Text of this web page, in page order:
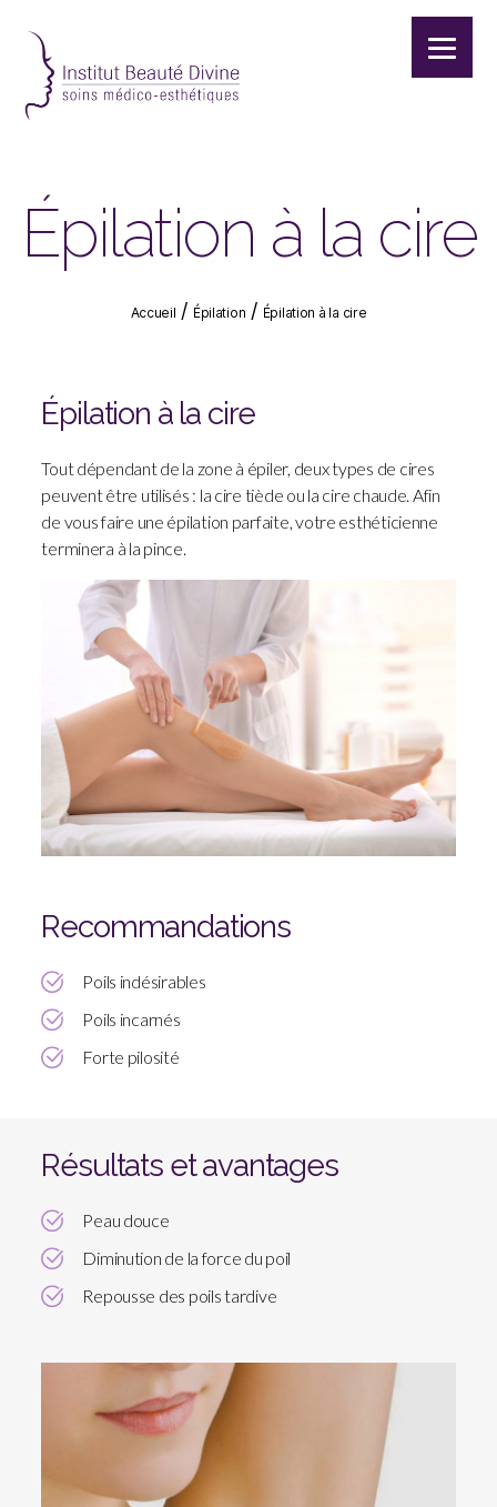
|
Institut
de
beauté
Soins
corps
Lumière
pulsé
Gatineau
Épilation à la cire
Accueil / Épilation / Épilation à la cire
Épilation à la cire
Tout dépendant de la zone à épiler, deux types de cires
peuvent être utilisés : la cire tiède ou la cire chaude. Afin
de vous faire une épilation parfaite, votre esthéticienne
terminera à la pince.
Recommandations
Poils indésirables
Poils incarnés
Forte pilosité
Résultats et avantages
Peau douce
Diminution de la force du poil
Repousse des poils tardive